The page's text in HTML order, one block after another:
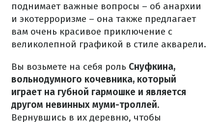
поднимает важные вопросы – об анархии
и экотерроризме – она также предлагает
вам очень красивое приключение с
великолепной графикой в стиле акварели.
Вы возьмете на себя роль Снуфкина,
вольнодумного кочевника, который
играет на губной гармошке и является
другом невинных муми-троллей.
Вернувшись в их деревню, чтобы